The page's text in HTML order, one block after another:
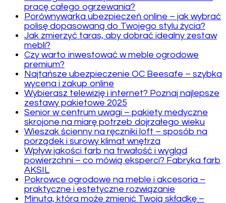
pracę całego ogrzewania?
Porównywarka ubezpieczeń online – jak wybrać
polisę dopasowaną do Twojego stylu życia?
Jak zmierzyć taras, aby dobrać idealny zestaw
mebli?
Czy warto inwestować w meble ogrodowe
premium?
Najtańsze ubezpieczenie OC Beesafe – szybka
wycena i zakup online
Wybierasz telewizję i internet? Poznaj najlepsze
zestawy pakietowe 2025
Senior w centrum uwagi – pakiety medyczne
skrojone na miarę potrzeb dojrzałego wieku
Wieszak ścienny na ręczniki loft – sposób na
porządek i surowy klimat wnętrza
Wpływ jakości farb na trwałość i wygląd
powierzchni – co mówią eksperci? Fabryka farb
AKSIL
Pokrowce ogrodowe na meble i akcesoria –
praktyczne i estetyczne rozwiązanie
Minuta, która może zmienić Twoją składkę –